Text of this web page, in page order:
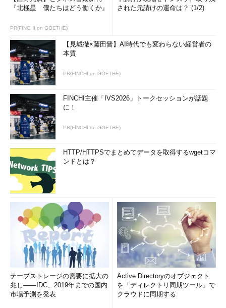
「動的データマスキング」「行レベルセキュリ
『北極星 僕たちはどう働くか』
PR(FINCHI on GOETHE)
された元請けの運命は？ (1/2)
【見城徹×藤田晋】AI時代でも変わらない経営者の
本質
PR(FINCHI on GOETHE)
FINCHI主催「IVS2026」トークセッションが話題
に！
PR(FINCHI on GOETHE)
HTTP/HTTPSでまとめてデータを取得するwgetコマ
ンドとは？
テープストレージの需要に拡大の
兆し――IDC、2019年までの国内
市場予測を発表
Active Directoryのオブジェクト
を「ディレクトリ同期ツール」で
クラウドに同期する